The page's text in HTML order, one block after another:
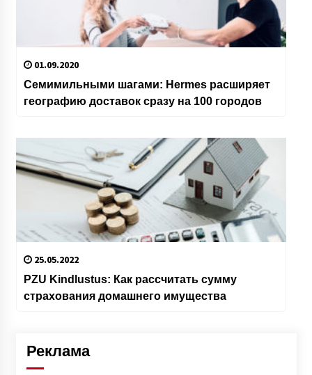
01.09.2020
Семимильными шагами: Hermes расширяет
географию доставок сразу на 100 городов
25.05.2022
PZU Kindlustus: Как рассчитать сумму
страхования домашнего имущества
Реклама